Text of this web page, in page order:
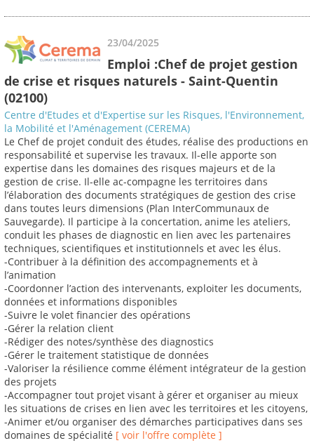
23/04/2025
Emploi :Chef de projet gestion
de crise et risques naturels - Saint-Quentin
(02100)
Centre d'Etudes et d'Expertise sur les Risques, l'Environnement,
la Mobilité et l'Aménagement (CEREMA)
Le Chef de projet conduit des études, réalise des productions en
responsabilité et supervise les travaux. Il-elle apporte son
expertise dans les domaines des risques majeurs et de la
gestion de crise. Il-elle ac-compagne les territoires dans
l’élaboration des documents stratégiques de gestion des crise
dans toutes leurs dimensions (Plan InterCommunaux de
Sauvegarde). Il participe à la concertation, anime les ateliers,
conduit les phases de diagnostic en lien avec les partenaires
techniques, scientifiques et institutionnels et avec les élus.
-Contribuer à la définition des accompagnements et à
l’animation
-Coordonner l’action des intervenants, exploiter les documents,
données et informations disponibles
-Suivre le volet financier des opérations
-Gérer la relation client
-Rédiger des notes/synthèse des diagnostics
-Gérer le traitement statistique de données
-Valoriser la résilience comme élément intégrateur de la gestion
des projets
-Accompagner tout projet visant à gérer et organiser au mieux
les situations de crises en lien avec les territoires et les citoyens,
-Animer et/ou organiser des démarches participatives dans ses
domaines de spécialité [ voir l'offre complète ]